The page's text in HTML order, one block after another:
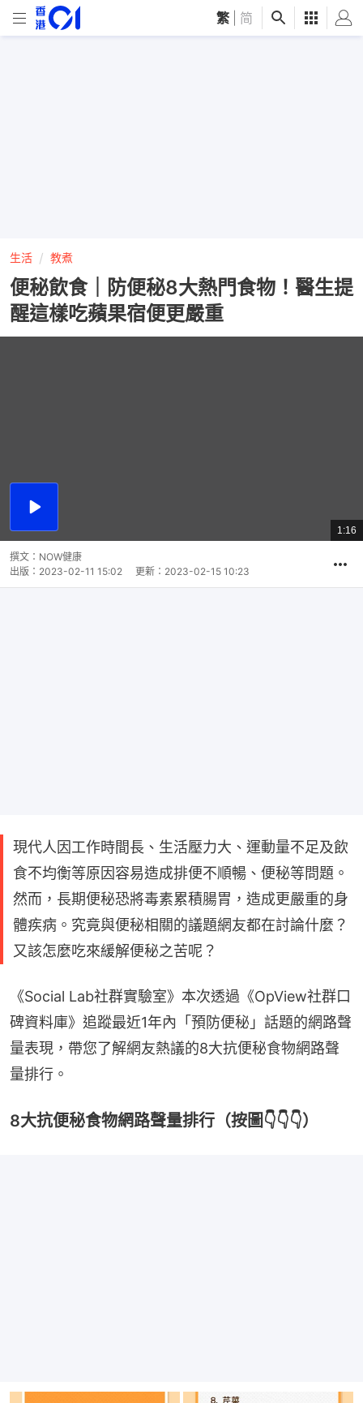
繁 简
生活 教煮
便秘飲食｜防便秘8大熱門食物！醫生提
醒這樣吃蘋果宿便更嚴重
播
總
共
1:16
撰文： NOW健康
出版： 2023-02-11 15:02 更新： 2023-02-15 10:23
現代人因工作時間長、生活壓力大、運動量不足及飲
食不均衡等原因容易造成排便不順暢、便秘等問題。
然而，長期便秘恐將毒素累積腸胃，造成更嚴重的身
體疾病。究竟與便秘相關的議題網友都在討論什麼？
又該怎麼吃來緩解便秘之苦呢？
《Social Lab社群實驗室》本次透過《OpView社群口
碑資料庫》追蹤最近1年內「預防便秘」話題的網路聲
量表現，帶您了解網友熱議的8大抗便秘食物網路聲
量排行。
8大抗便秘食物網路聲量排行（按圖👇👇👇）